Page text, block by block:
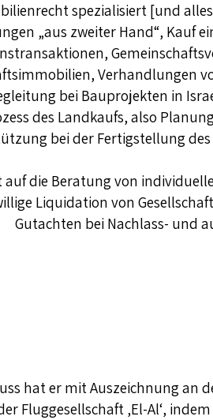
spezialisiert [und
„aus zweiter Hand“, Kauf
Verhandlungen
bei Bauprojekten in
des Landkaufs, also
bei der Fertigstellung
auf die Beratung von
Liquidation von
Gutachten bei Nachlass- und
hat er mit Auszeichnung an
Fluggesellschaft ‚El-Al‘,